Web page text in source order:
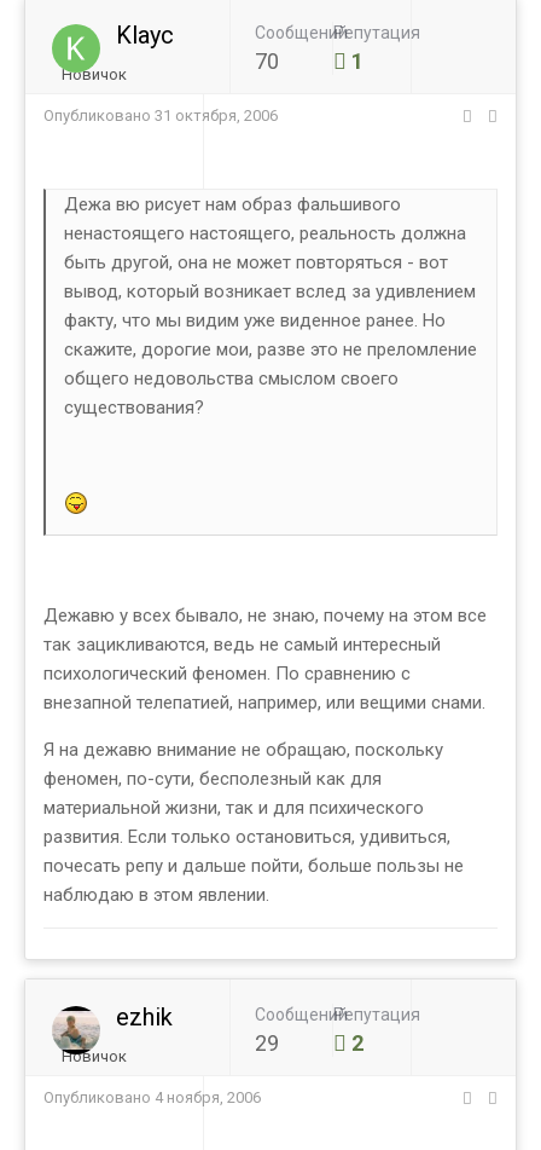
Klayc
Новичок
Сообщений
70
Репутация
1
Опубликовано 31 октября, 2006
Дежа вю рисует нам образ фальшивого
ненастоящего настоящего, реальность должна
быть другой, она не может повторяться - вот
вывод, который возникает вслед за удивлением
факту, что мы видим уже виденное ранее. Но
скажите, дорогие мои, разве это не преломление
общего недовольства смыслом своего
существования?
Дежавю у всех бывало, не знаю, почему на этом все
так зацикливаются, ведь не самый интересный
психологический феномен. По сравнению с
внезапной телепатией, например, или вещими снами.
Я на дежавю внимание не обращаю, поскольку
феномен, по-сути, бесполезный как для
материальной жизни, так и для психического
развития. Если только остановиться, удивиться,
почесать репу и дальше пойти, больше пользы не
наблюдаю в этом явлении.
ezhik
Новичок
Сообщений
29
Репутация
2
Опубликовано 4 ноября, 2006